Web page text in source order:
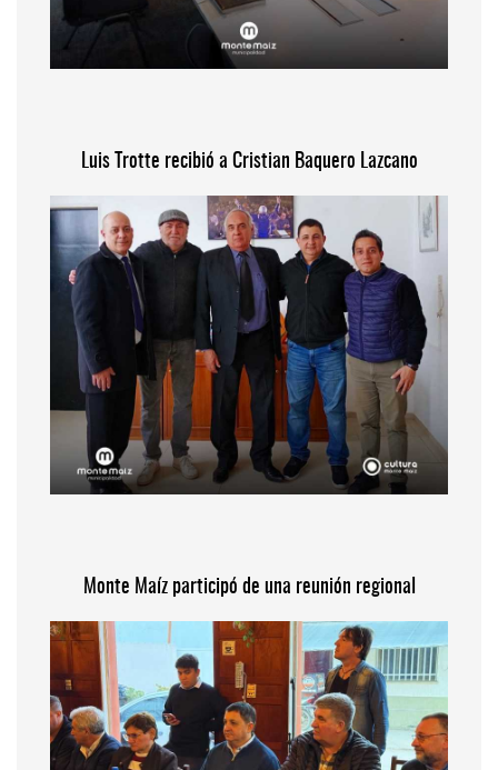
Luis Trotte recibió a Cristian Baquero Lazcano
Monte Maíz participó de una reunión regional